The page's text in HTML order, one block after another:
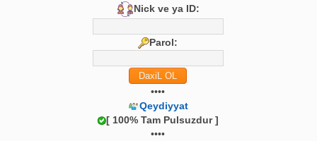
Nick ve ya ID:
Parol:
••••
Qeydiyyat
[ 100% Tam Pulsuzdur ]
••••